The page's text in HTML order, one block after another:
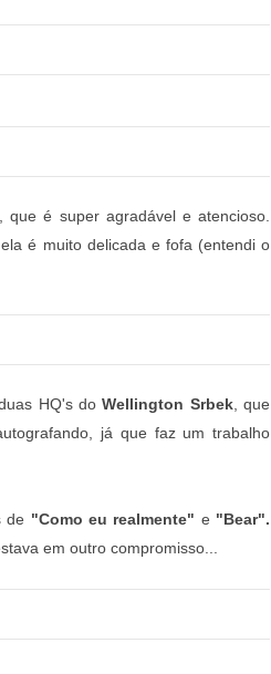
é super agradável e atencioso.
é muito delicada e fofa (entendi o
HQ's doWellington Srbek, que
já que faz um trabalho
de "Como eu realmente" e "Bear".
em outro compromisso...